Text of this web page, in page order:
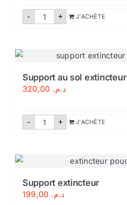
- quantité
Maroc
+ J'ACHÈTE
Support au sol extincteur
د.م.
- quantité
extincteur
+ J'ACHÈTE
Support extincteur
د.م.